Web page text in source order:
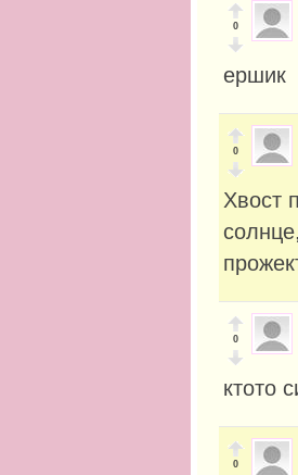
0
ершик
0
Хвост
0
ктото
0